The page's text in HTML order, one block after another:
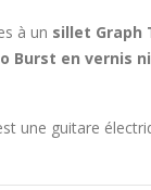
à un sillet Graph
Burst en vernis
une guitare